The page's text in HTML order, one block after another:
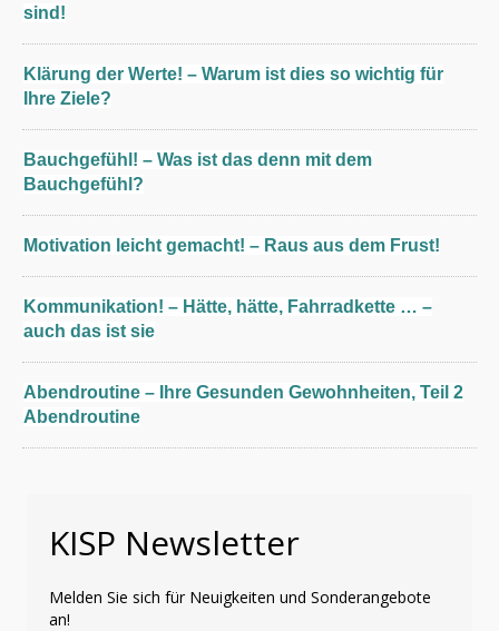
sind!
Klärung der Werte! – Warum ist dies so wichtig für
Ihre Ziele?
Bauchgefühl! – Was ist das denn mit dem
Bauchgefühl?
Motivation leicht gemacht! – Raus aus dem Frust!
Kommunikation! – Hätte, hätte, Fahrradkette … –
auch das ist sie
Abendroutine – Ihre Gesunden Gewohnheiten, Teil 2
Abendroutine
KISP Newsletter
Melden Sie sich für Neuigkeiten und Sonderangebote
an!